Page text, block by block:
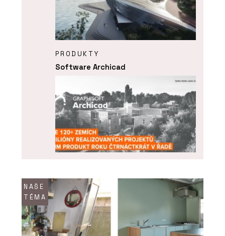
PRODUKTY
Software Archicad
ČLÁNKY
ARCHICAD 29 – „bimování“ prakticky a
jednoduše
NAŠE
TÉMA